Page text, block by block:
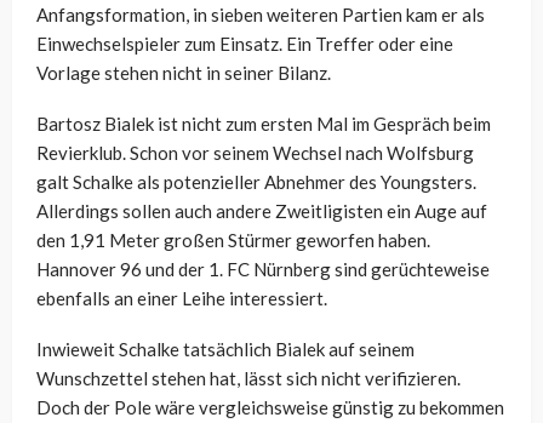
Anfangsformation, in sieben weiteren Partien kam er als
Einwechselspieler zum Einsatz. Ein Treffer oder eine
Vorlage stehen nicht in seiner Bilanz.
Bartosz Bialek ist nicht zum ersten Mal im Gespräch beim
Revierklub. Schon vor seinem Wechsel nach Wolfsburg
galt Schalke als potenzieller Abnehmer des Youngsters.
Allerdings sollen auch andere Zweitligisten ein Auge auf
den 1,91 Meter großen Stürmer geworfen haben.
Hannover 96 und der 1. FC Nürnberg sind gerüchteweise
ebenfalls an einer Leihe interessiert.
Inwieweit Schalke tatsächlich Bialek auf seinem
Wunschzettel stehen hat, lässt sich nicht verifizieren.
Doch der Pole wäre vergleichsweise günstig zu bekommen